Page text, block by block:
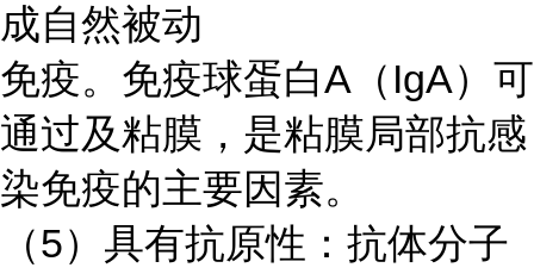
成自然被动
免疫。免疫球蛋白A（IgA）可
通过及粘膜，是粘膜局部抗感
染免疫的主要因素。
（5）具有抗原性：抗体分子